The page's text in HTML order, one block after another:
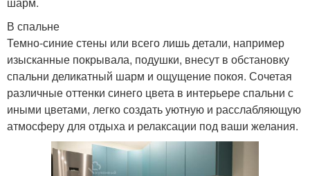
В спальне
Темно-синие стены или всего лишь детали, например
изысканные покрывала, подушки, внесут в обстановку
спальни деликатный шарм и ощущение покоя. Сочетая
различные оттенки синего цвета в интерьере спальни с
иными цветами, легко создать уютную и расслабляющую
атмосферу для отдыха и релаксации под ваши желания.